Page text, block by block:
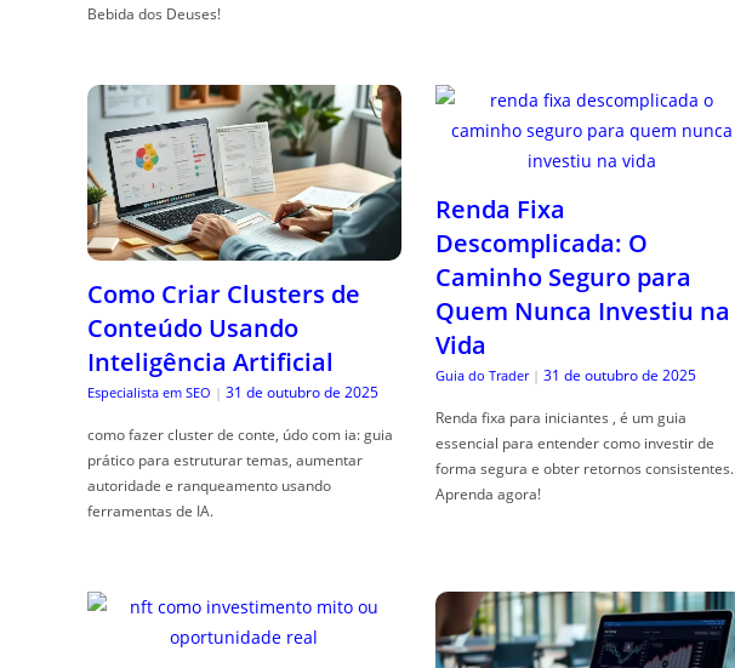
Bebida dos Deuses!
Como Criar Clusters de
Conteúdo Usando
Inteligência Artificial
Especialista em SEO | 31 de outubro de 2025
como fazer cluster de conte, údo com ia: guia
prático para estruturar temas, aumentar
autoridade e ranqueamento usando
ferramentas de IA.
Renda Fixa
Descomplicada: O
Caminho Seguro para
Quem Nunca Investiu na
Vida
Guia do Trader | 31 de outubro de 2025
Renda fixa para iniciantes , é um guia
essencial para entender como investir de
forma segura e obter retornos consistentes.
Aprenda agora!